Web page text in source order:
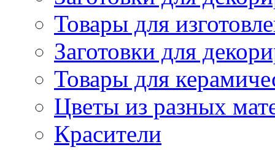
Товары для
Заготовки для
Товары для
Цветы из разных
Красители